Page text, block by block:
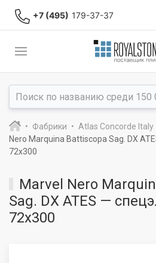
+7 (495) 179-37-37
Фабрики Atlas Concorde Italy
Nero Marquina Battiscopa Sag. DX
72x300
Marvel Nero
Sag. DX ATES —
72x300